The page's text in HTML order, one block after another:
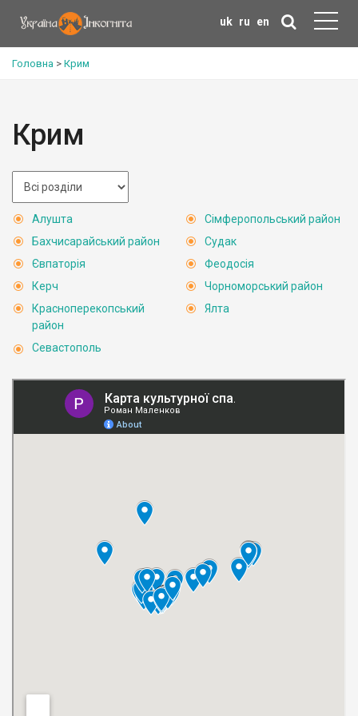
uk ru en
Головна > Крим
Крим
Алушта
Бахчисарайський район
Євпаторія
Керч
Красноперекопський
район
Севастополь
Сімферопольський район
Судак
Феодосія
Чорноморський район
Ялта